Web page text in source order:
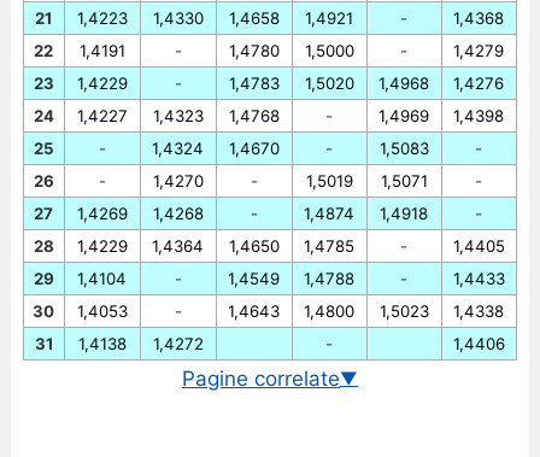
21
22
23
24
25
26
27
28
29
30
31
1,4223
1,4191
1,4229
1,4227
-
-
1,4269
1,4229
1,4104
1,4053
1,4138
1,4330
-
-
1,4323
1,4324
1,4270
1,4268
1,4364
-
-
1,4272
1,4658
1,4780
1,4783
1,4768
1,4670
-
-
1,4650
1,4549
1,4643
1,4921
1,5000
1,5020
-
-
1,5019
1,4874
1,4785
1,4788
1,4800
-
-
-
1,4968
1,4969
1,5083
1,5071
1,4918
-
-
1,5023
1,4368
1,4279
1,4276
1,4398
-
-
-
1,4405
1,4433
1,4338
1,4406
Pagine correlate▼